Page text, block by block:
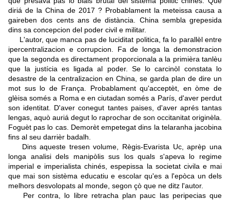
diriá de la China de 2017 ? Probablament la meteissa causa a
gaireben dos cents ans de distància. China sembla grepesida
dins sa concepcion del poder civil e militar.
L'autor, que manca pas de luciditat politica, fa lo parallèl entre
ipercentralizacion e corrupcion. Fa de longa la demonstracion
que la segonda es directament proporcionala a la primièra tanlèu
que la justícia es ligada al poder. Se lo carcinòl constata lo
desastre de la centralizacion en China, se garda plan de dire un
mot sus lo de França. Probablament qu'acceptèt, en òme de
glèisa somés a Roma e en ciutadan somés a París, d'aver perdut
son identitat. D'aver conegut tantes paises, d'aver aprés tantas
lengas, aquò auriá degut lo raprochar de son occitanitat originèla.
Foguèt pas lo cas. Demorèt empetegat dins la telaranha jacobina
fins al seu darrièr badalh.
Dins aqueste tresen volume, Règis-Evarista Uc, aprèp una
longa analisi dels manipòlis sus los quals s'apeva lo regime
imperial e imperialista chinés, espepissa la societat civila e mai
que mai son sistèma educatiu e escolar qu'es a l'epòca un dels
melhors desvolopats al monde, segon çò que ne ditz l'autor.
Per contra, lo libre retracha plan pauc las peripecias que